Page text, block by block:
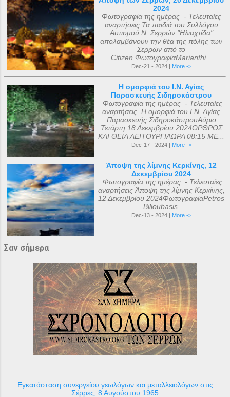
2024
Φωτογραφία της ημέρας - Τελευταίες
αναρτήσεις Τα παιδιά του Συλλόγου
Αυτισμού Ν. Σερρών "Ηλιαχτίδα"
απολαμβάνουν την θέα της πόλης των
Σερρών από το
Citizen.ΦωτογραφίαMarianthi...
Dec-21 - 2024 | More ->
Η ομορφιά του Ι.Ν. Αγίας
Παρασκευής Σιδηροκάστρου
Φωτογραφία της ημέρας - Τελευταίες
αναρτήσεις Η ομορφιά του Ι.Ν. Αγίας
Παρασκευής ΣιδηροκάστρουΑύριο
Τετάρτη 18 Δεκεμβρίου 2024ΟΡΘΡΟΣ
ΚΑΙ ΘΕΙΑ ΛΕΙΤΟΥΡΓΙΑΩΡΑ 08:15 ΜΕ...
Dec-17 - 2024 | More ->
Άποψη της λίμνης Κερκίνης, 12
Δεκεμβρίου 2024
Φωτογραφία της ημέρας - Τελευταίες
αναρτήσεις Άποψη της λίμνης Κερκίνης,
12 Δεκεμβρίου 2024ΦωτογραφίαPetros
Bilioubasis
Dec-13 - 2024 | More ->
Σαν σήμερα
Εγκατάσταση συνεργείου γεωλόγων και μεταλλειολόγων στις
Σέρρες, 8 Αυγούστου 1965